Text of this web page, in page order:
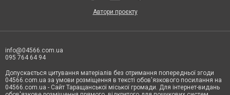
Автори проєкту
info@04566.com.ua
095 764 64 94
Допускається цитування матеріалів без отримання попередньої згоди
04566.com.ua за умови розміщення в тексті обов'язкового посилання на
04566.com.ua - Cайт Таращанської міської громади. Для інтернет-видань